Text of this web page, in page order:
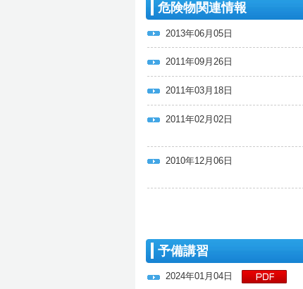
危険物関連情報
2013年06月05日
2011年09月26日
2011年03月18日
2011年02月02日
2010年12月06日
予備講習
2024年01月04日